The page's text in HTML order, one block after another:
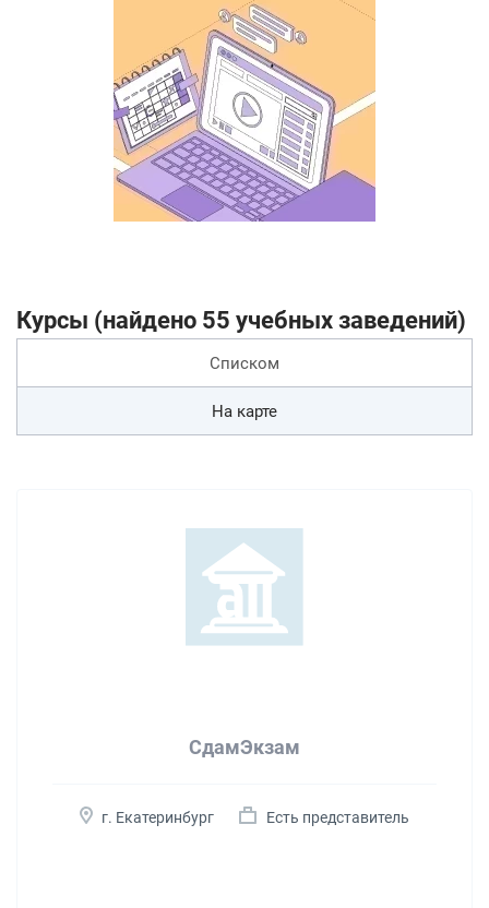
Курсы (найдено 55 учебных заведений)
Списком
На карте
СдамЭкзам
г. Екатеринбург Есть представитель